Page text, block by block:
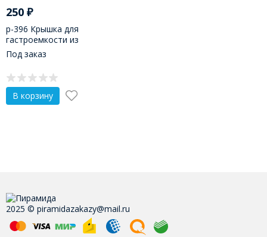
250 ₽
р-396 Крышка для
гастроемкости из
поликарбоната 1/9 (176х108)
Под заказ
В корзину
2025 © piramidazakazy@mail.ru